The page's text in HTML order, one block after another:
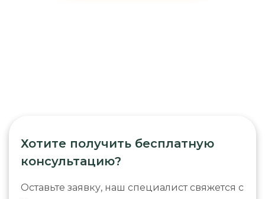
Хотите получить бесплатную
консультацию?
Оставьте заявку, наш специалист свяжется с